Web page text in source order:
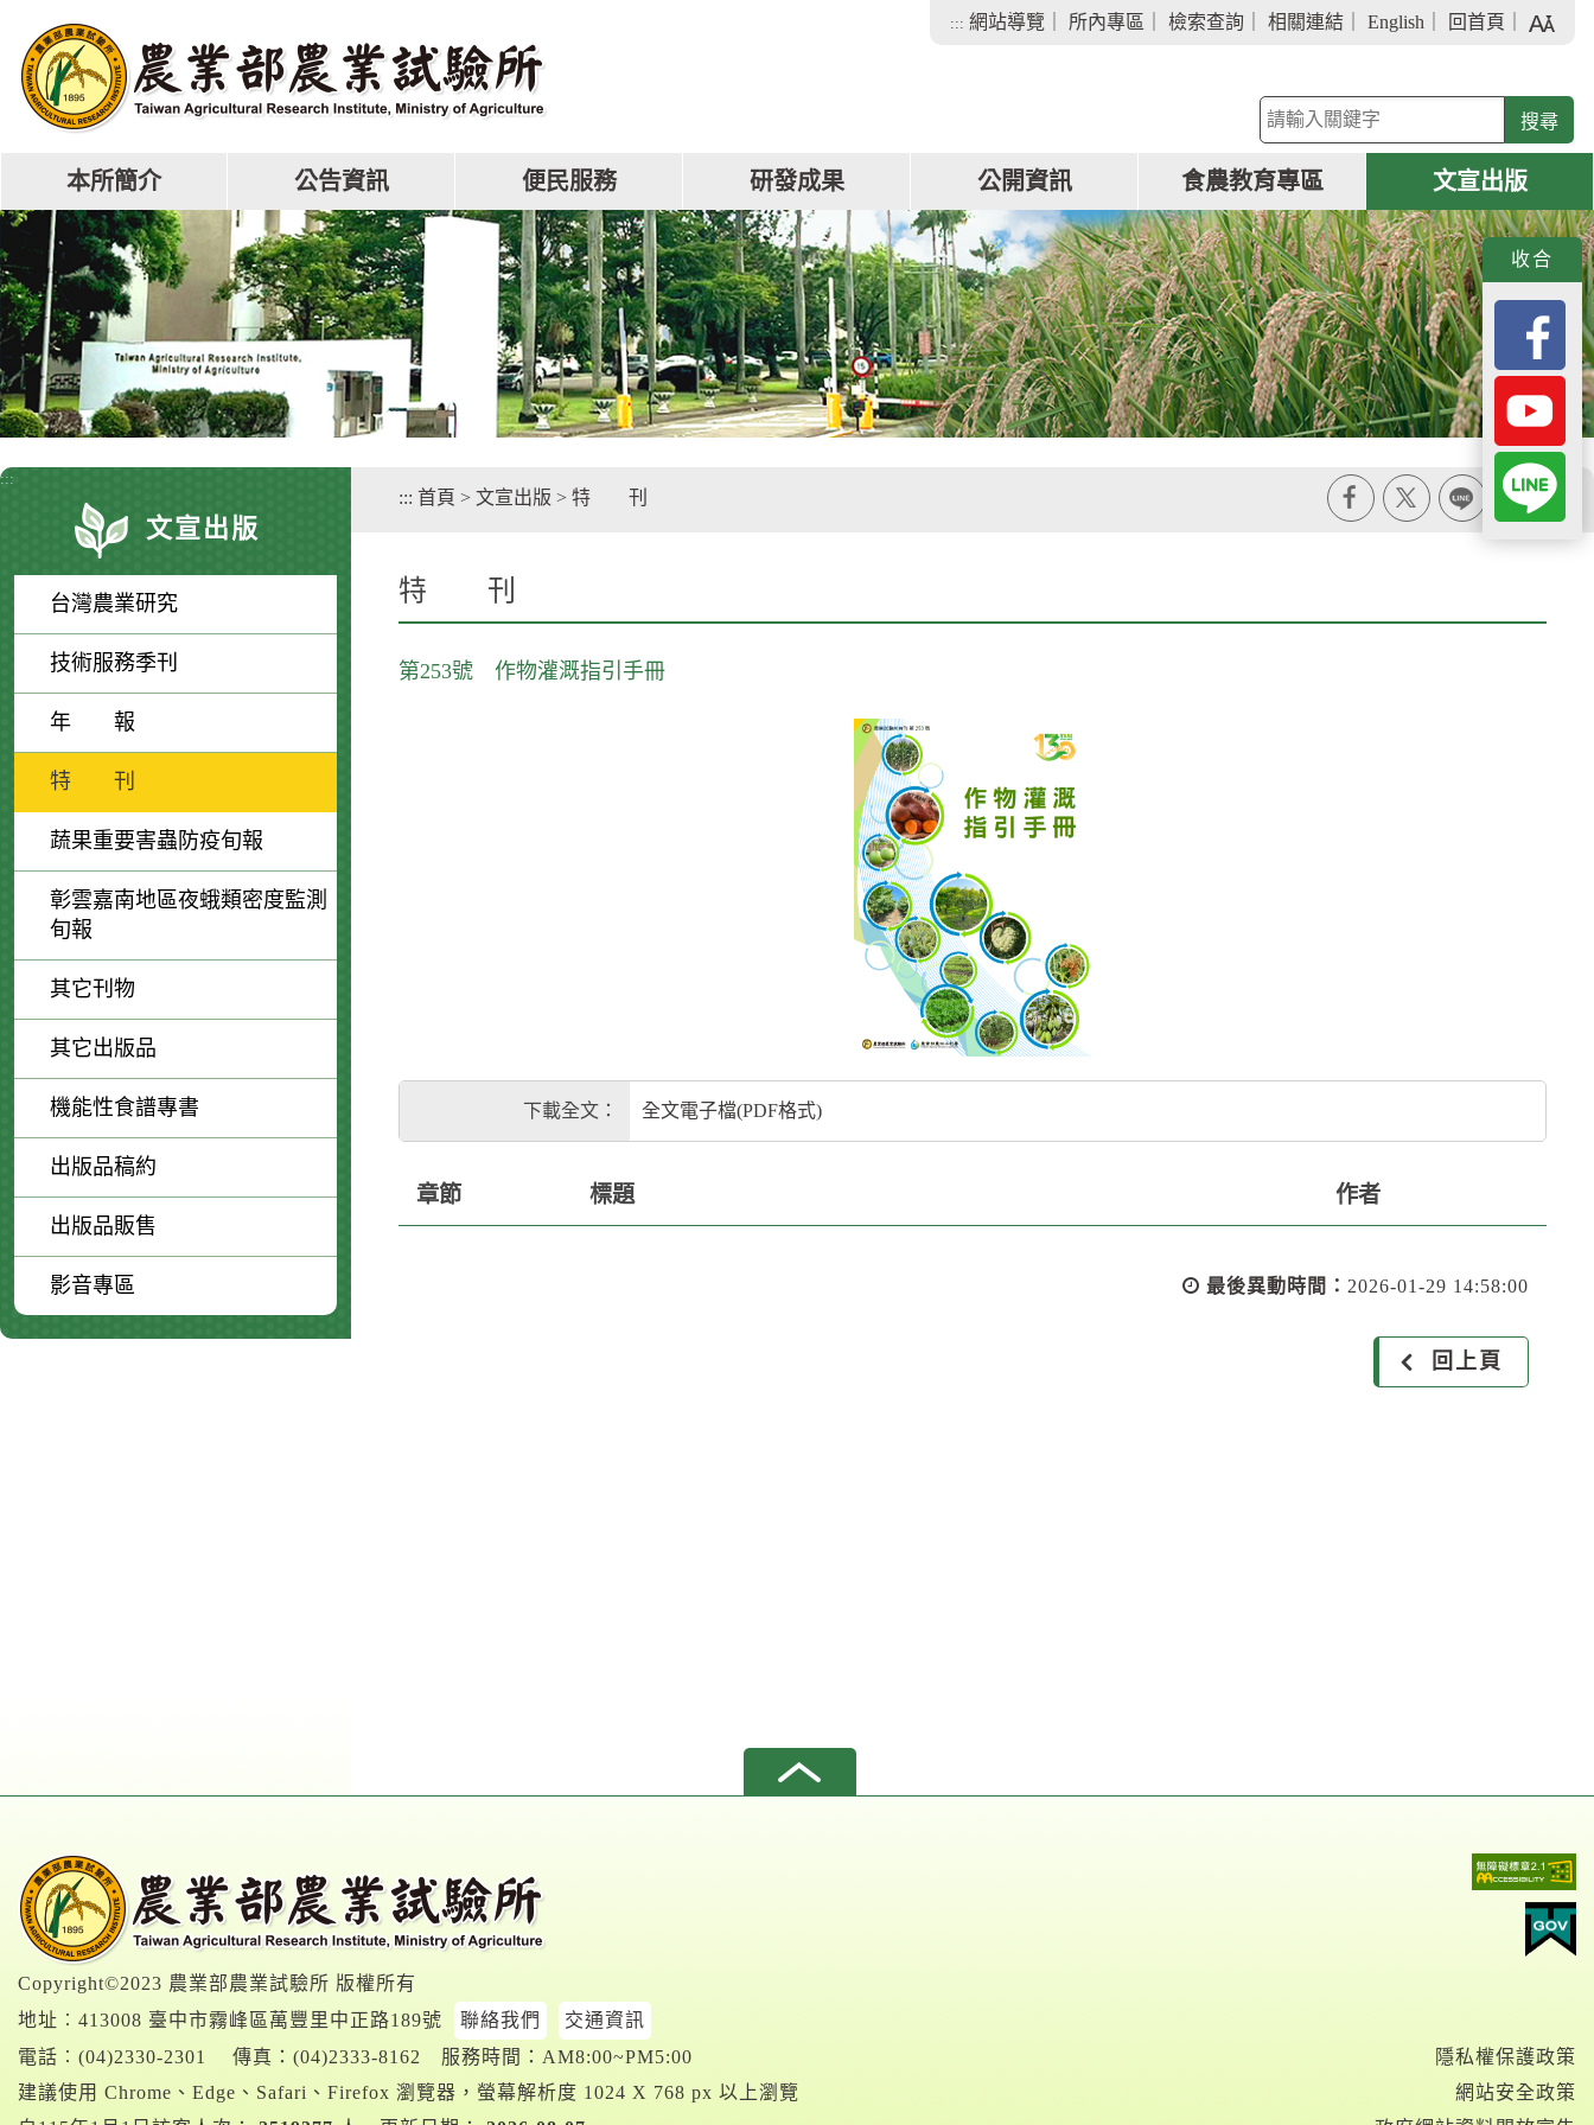
::: 網站導覽 所內專區 檢索查詢 相關連結 English 回首頁
小
關
鍵
查
詢
本所簡介 公告資訊 便民服務 研發成果 公開資訊 食農教育專區 文宣出版
收合
:::
文宣出版
台灣農業研究
技術服務季刊
年 報
特 刊
蔬果重要害蟲防疫旬報
彰雲嘉南地區夜蛾類密度監測
旬報
其它刊物
其它出版品
機能性食譜專書
出版品稿約
出版品販售
影音專區
::: 首頁 > 文宣出版 > 特 刊
特 刊
第253號 作物灌溉指引手冊
下載全文： 全文電子檔(PDF格式)
章節 標題 作者
最後異動時間： 2026-01-29 14:58:00
回上頁
Copyright©2023 農業部農業試驗所 版權所有
地址︰413008 臺中市霧峰區萬豐里中正路189號
聯絡我們
交通資訊
電話︰ (04)2330-2301 傳真：(04)2333-8162
服務時間：AM8:00~PM5:00
建議使用 Chrome、Edge、Safari、Firefox 瀏覽器，螢幕解析度 1024 X 768 px 以上瀏覽
隱私權保護政策
網站安全政策